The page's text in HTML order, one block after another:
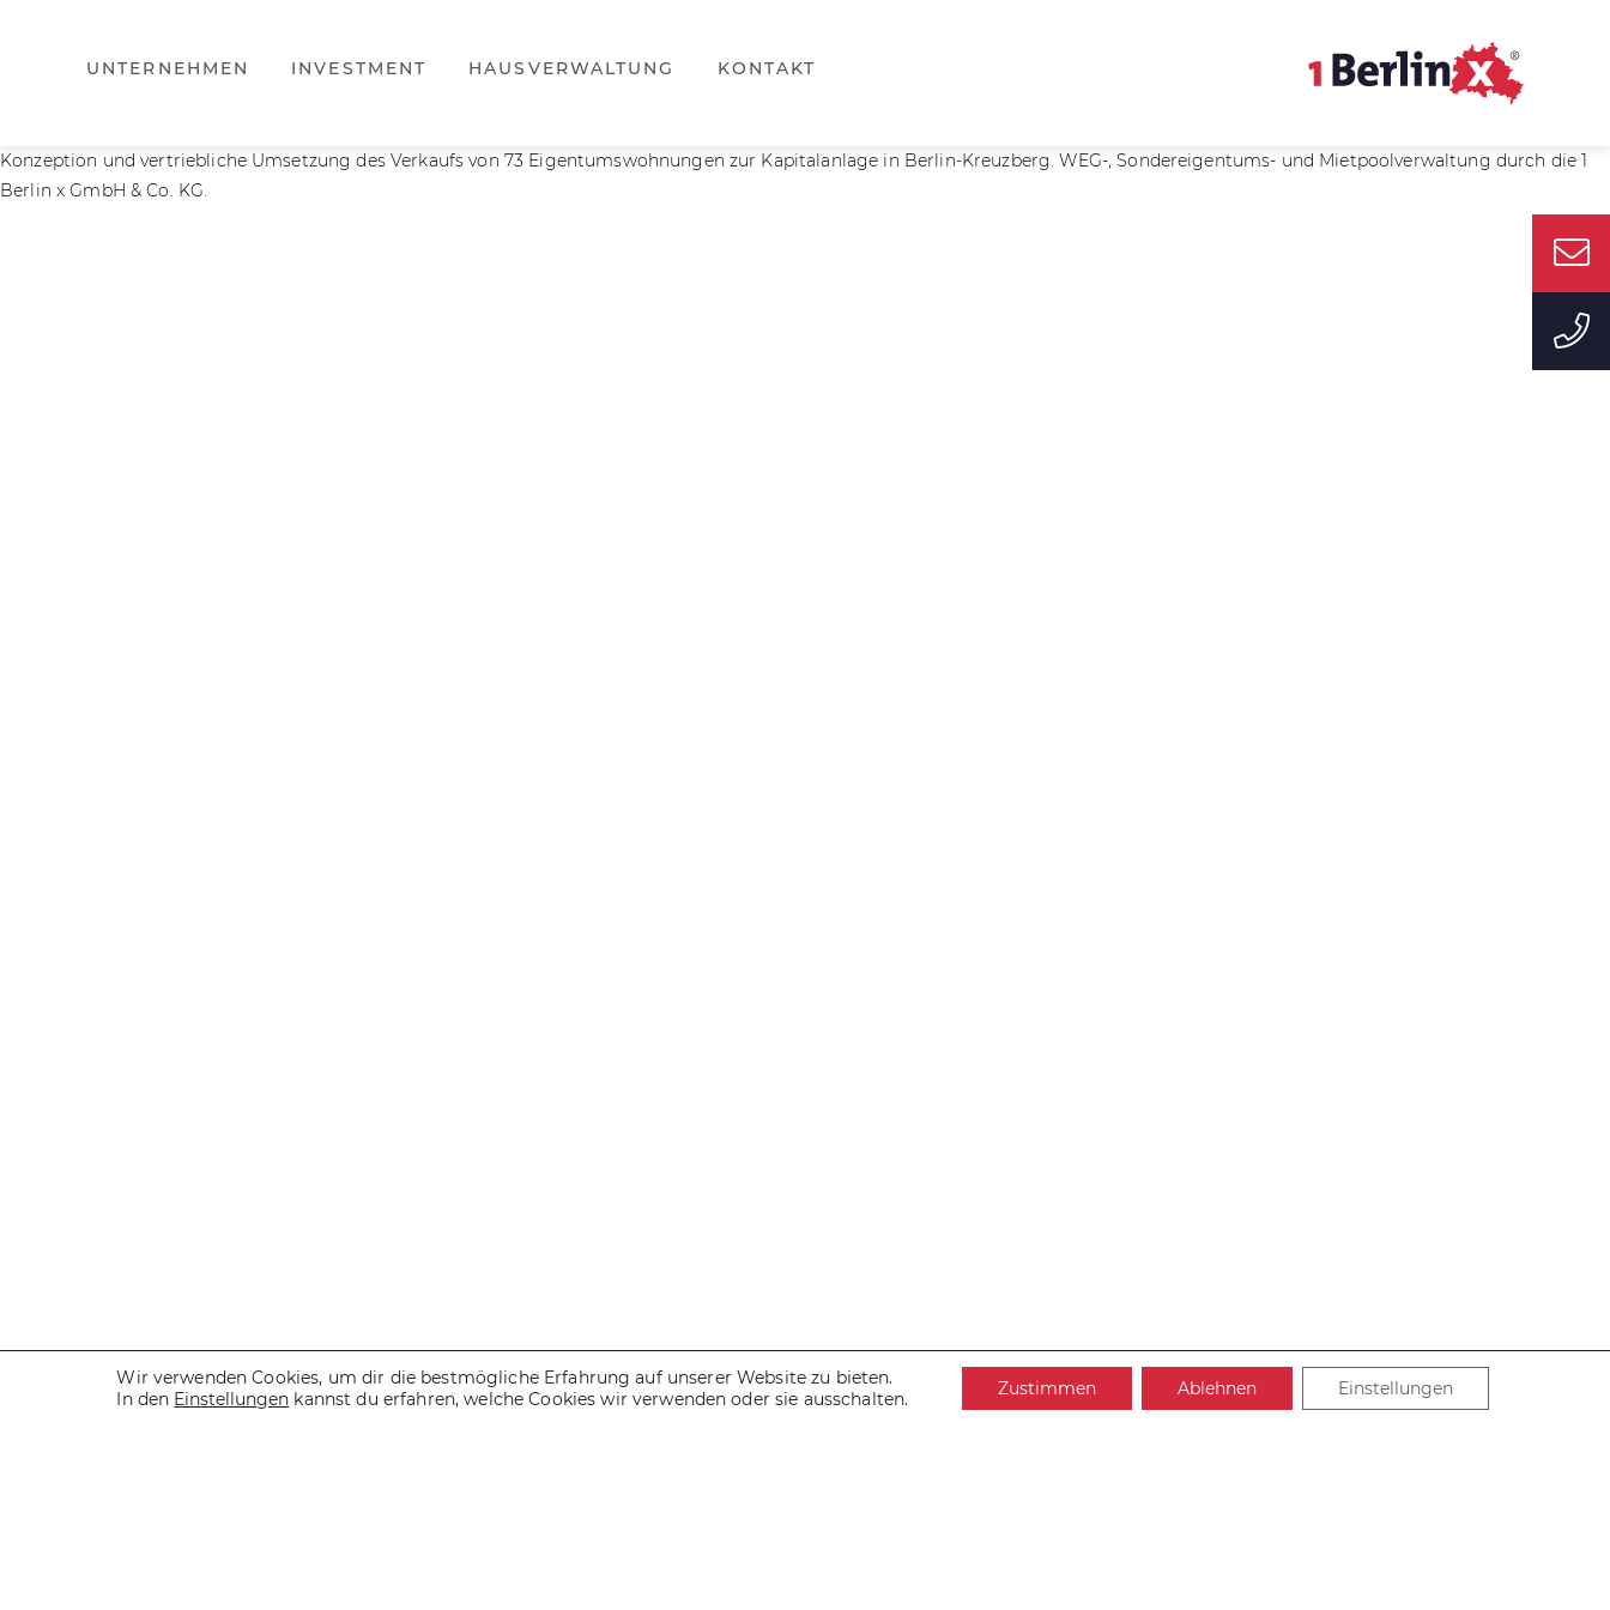
UNTERNEHMEN INVESTMENT HAUSVERWALTUNG KONTAKT
Konzeption und vertriebliche Umsetzung des Verkaufs von 73 Eigentumswohnungen zur Kapitalanlage in Berlin-Kreuzberg. WEG-, Sondereigentums- und Mietpoolverwaltung durch die 1
Berlin x GmbH & Co. KG.
Wir verwenden Cookies, um dir die bestmögliche Erfahrung auf unserer Website zu bieten.
In den Einstellungen kannst du erfahren, welche Cookies wir verwenden oder sie ausschalten. Zustimmen Ablehnen Einstellungen